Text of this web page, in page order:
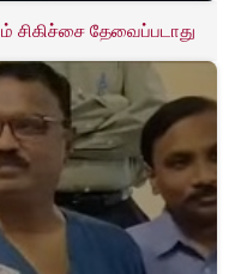
சிகிச்சை தேவைப்படாது